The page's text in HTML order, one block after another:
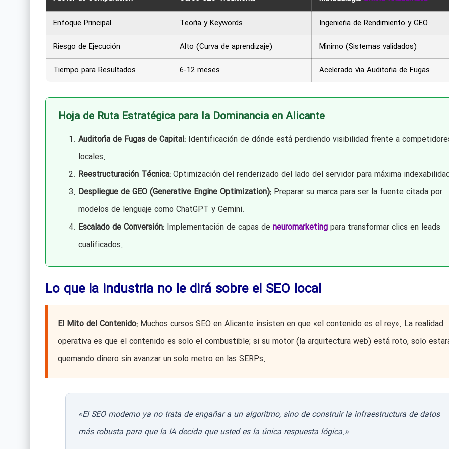
Enfoque Principal Teoría y Keywords
Ingeniería de Rendimiento y GEO
Riesgo de Ejecución
Alto (Curva de aprendizaje)
Mínimo (Sistemas validados)
Tiempo para Resultados
6-12 meses Acelerado vía Auditoría de Fugas
Hoja de Ruta Estratégica para la Dominancia en Alicante
Auditoría de Fugas de Capital:Identificación de dónde está perdiendo visibilidad frente a
locales.
Reestructuración Técnica:Optimización del renderizado del lado del servidor para máxima
Despliegue de GEO (Generative Engine Optimization):Preparar su marca para ser la fuente citada por
modelos de lenguaje como ChatGPT y Gemini.
Escalado de Conversión:Implementación de capas de neuromarketingpara transformar clics en leads
cualificados.
Lo que la industria no le dirá sobre el SEO local
El Mito del Contenido:Muchos cursos SEO en Alicante insisten en que «el contenido es el rey». La realidad
operativa es que el contenido es solo el combustible; si su motor (la arquitectura web) está roto, solo
quemando dinero sin avanzar un solo metro en las SERPs.
«El SEO moderno ya no trata de engañar a un algoritmo, sino de construir la infraestructura de datos
más robusta para que la IA decida que usted es la única respuesta lógica.»